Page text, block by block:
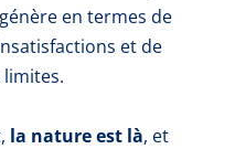
en termes de
et de
limites.
la nature est là, et